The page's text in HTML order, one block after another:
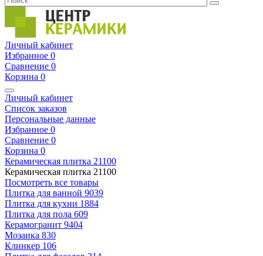
Личный кабинет
Избранное 0
Сравнение 0
Корзина 0
Личный кабинет
Список заказов
Персональные данные
Избранное 0
Сравнение 0
Корзина 0
Керамическая плитка 21100
Керамическая плитка 21100
Посмотреть все товары
Плитка для ванной 9039
Плитка для кухни 1884
Плитка для пола 609
Керамогранит 9404
Мозаика 830
Клинкер 106